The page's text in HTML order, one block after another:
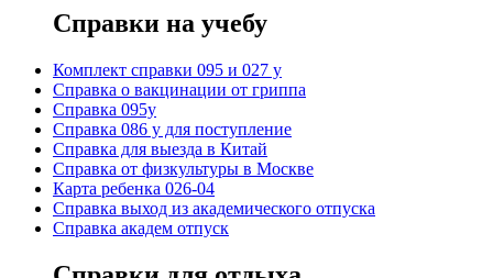
Справки на учебу
Комплект справки 095 и 027 у
Справка о вакцинации от гриппа
Справка 095у
Справка 086 у для поступление
Справка для выезда в Китай
Справка от физкультуры в Москве
Карта ребенка 026-04
Справка выход из академического отпуска
Справка академ отпуск